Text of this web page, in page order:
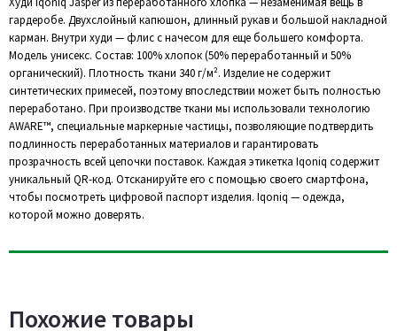
гардеробе. Двухслойный капюшон, длинный рукав и большой накладной
карман. Внутри худи — флис с начесом для еще большего комфорта.
Модель унисекс. Состав: 100% хлопок (50% переработанный и 50%
органический). Плотность ткани 340 г/м². Изделие не содержит
синтетических примесей, поэтому впоследствии может быть полностью
переработано. При производстве ткани мы использовали технологию
AWARE™, специальные маркерные частицы, позволяющие подтвердить
подлинность переработанных материалов и гарантировать
прозрачность всей цепочки поставок. Каждая этикетка Iqoniq содержит
уникальный QR-код. Отсканируйте его с помощью своего смартфона,
чтобы посмотреть цифровой паспорт изделия. Iqoniq — одежда,
которой можно доверять.
Похожие товары